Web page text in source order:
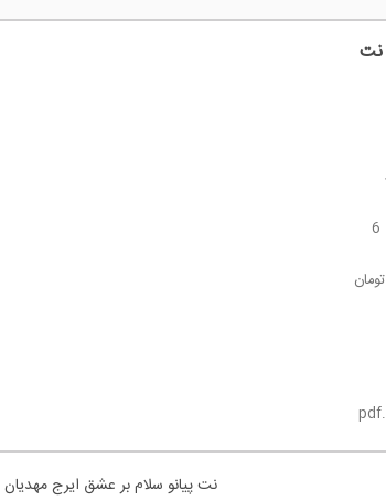
6
تومان
.pdf
نت پیانو سلام بر عشق ایرج مهدیان